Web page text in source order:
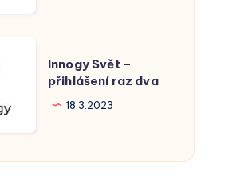
Innogy Svět –
přihlášení raz dva
18.3.2023